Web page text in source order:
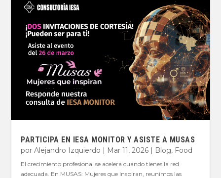
PARTICIPA EN IESA MONITOR Y ASISTE A MUSAS
porAlejandro Izquierdo | Mar 11, 2026 | Blog, Food
El crecimiento profesional se acelera cuando tienes la red
adecuada. En MUSAS: Mujeres que Inspiran, reunimos las